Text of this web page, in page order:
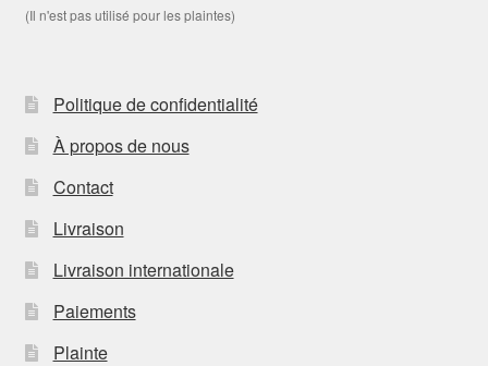
(Il n'est pas utilisé pour les plaintes)
Politique de confidentialité
À propos de nous
Contact
Livraison
Livraison internationale
Paiements
Plainte